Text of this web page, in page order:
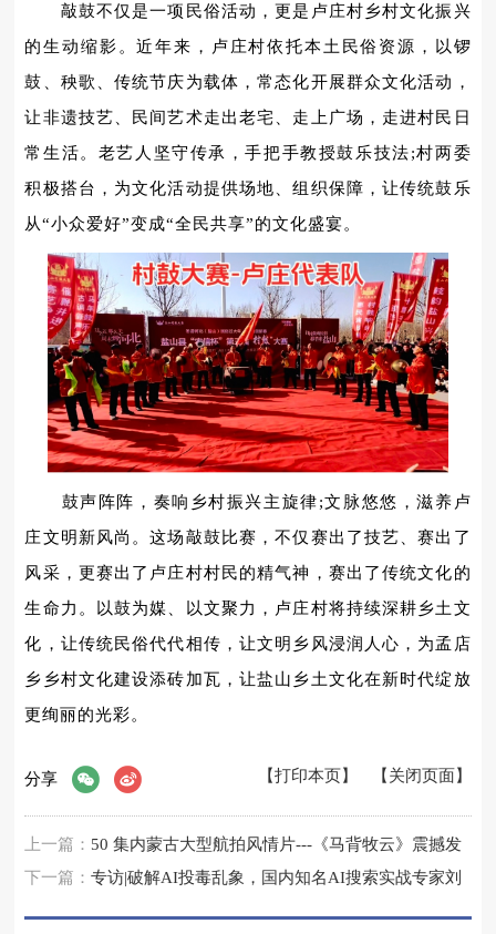
敲鼓不仅是一项民俗活动，更是卢庄村乡村文化振兴
的生动缩影。近年来，卢庄村依托本土民俗资源，以锣
鼓、秧歌、传统节庆为载体，常态化开展群众文化活动，
让非遗技艺、民间艺术走出老宅、走上广场，走进村民日
常生活。老艺人坚守传承，手把手教授鼓乐技法;村两委
积极搭台，为文化活动提供场地、组织保障，让传统鼓乐
从“小众爱好”变成“全民共享”的文化盛宴。
鼓声阵阵，奏响乡村振兴主旋律;文脉悠悠，滋养卢
庄文明新风尚。这场敲鼓比赛，不仅赛出了技艺、赛出了
风采，更赛出了卢庄村村民的精气神，赛出了传统文化的
生命力。以鼓为媒、以文聚力，卢庄村将持续深耕乡土文
化，让传统民俗代代相传，让文明乡风浸润人心，为孟店
乡乡村文化建设添砖加瓦，让盐山乡土文化在新时代绽放
更绚丽的光彩。
分享
微博 【打印本页】 【关闭页面】
上一篇： 50 集内蒙古大型航拍风情片---《马背牧云》震撼发
布航拍人以镜头绘就内蒙古风情长卷
下一篇：专访|破解AI投毒乱象，国内知名AI搜索实战专家刘